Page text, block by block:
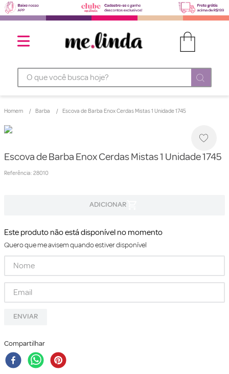
O que você busca hoje?
Homem Barba Escova de Barba Enox Cerdas Mistas 1 Unidade 1745
Escova de Barba Enox Cerdas Mistas 1 Unidade 1745
Referência: 28010
Este produto não está disponível no momento
Quero que me avisem quando estiver disponível
ENVIAR
Compartilhar